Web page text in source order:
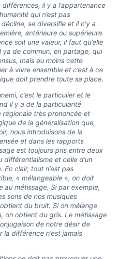
il y a l’appartenance
qui n’est pas
se diversifie et il n’y a
antérieure ou supérieure.
soit une valeur, il faut qu’elle
ya de commun, en partage, qui
mais au moins cette
à vivre ensemble et c’est à ce
doit prendre toute sa place.
c’est le particulier et le
il y a de la particularité
régionale très prononcée et
de la généralisation que,
nous introduisons de la
et dans les rapports
est toujours pris entre deux
différentialisme et celle d’un
En clair, tout n’est pas
« mélangeable », on doit
au métissage. Si par exemple,
sons de nos musiques
du bruit. Si on mélange
on obtient du gris. Le métissage
de notre désir de
la différence n’est jamais